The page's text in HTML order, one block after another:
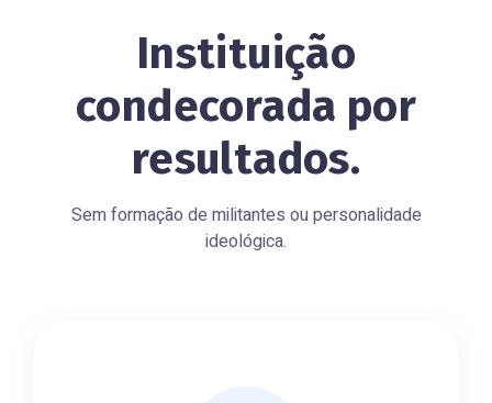
Instituição
condecorada por
resultados.
Sem formação de militantes ou personalidade
ideológica.